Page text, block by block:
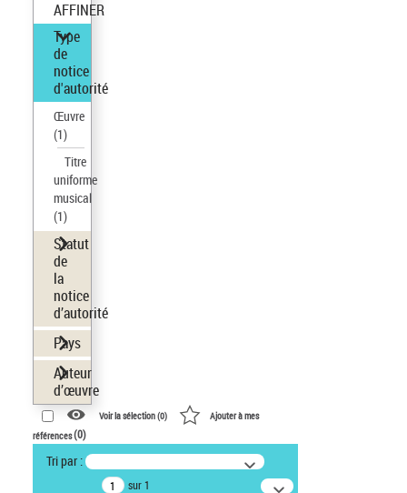
AFFINER
Type
de
notice
d'autorité
Œuvre
(1)
Titre
uniforme
musical
(1)
Statut
de
la
notice
d’autorité
Pays
Auteur
d’œuvre
Voir la sélection (0)
Ajouter à mes
références(0)
Tri par :
sur 1